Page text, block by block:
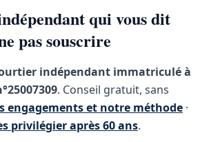
qui vous dit
pas souscrire
indépendant immatriculé à
. Conseil gratuit, sans
engagements et notre méthode ·
privilégier après 60 ans.